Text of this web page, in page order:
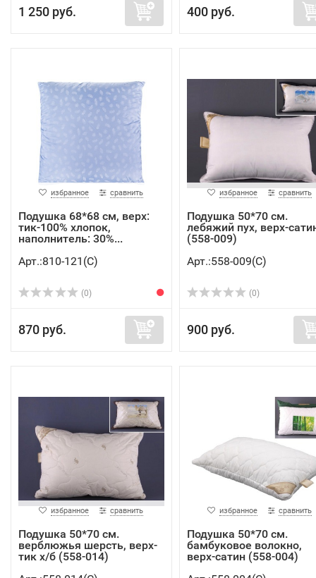
1 250 руб. 400 руб.
избранное сравнить
Подушка 68*68 см, верх:
тик-100% хлопок,
наполнитель: 30%...
Арт.:810-121(C)
(0)
870 руб.
избранное сравнить
Подушка 50*70 см.
лебяжий пух, верх-
(558-009)
Арт.:558-009(C)
(0)
900 руб.
избранное сравнить
Подушка 50*70 см.
верблюжья шерсть, верх-
тик х/б (558-014)
избранное сравнить
Подушка 50*70 см.
бамбуковое волокно,
верх-сатин (558-004)